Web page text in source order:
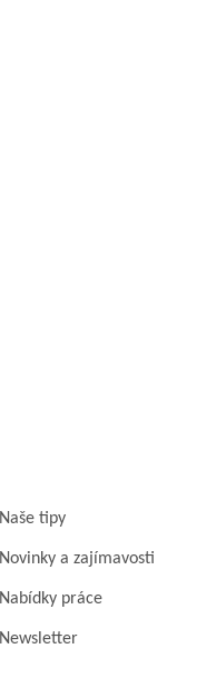
Naše tipy
Novinky a zajímavosti
Nabídky práce
Newsletter